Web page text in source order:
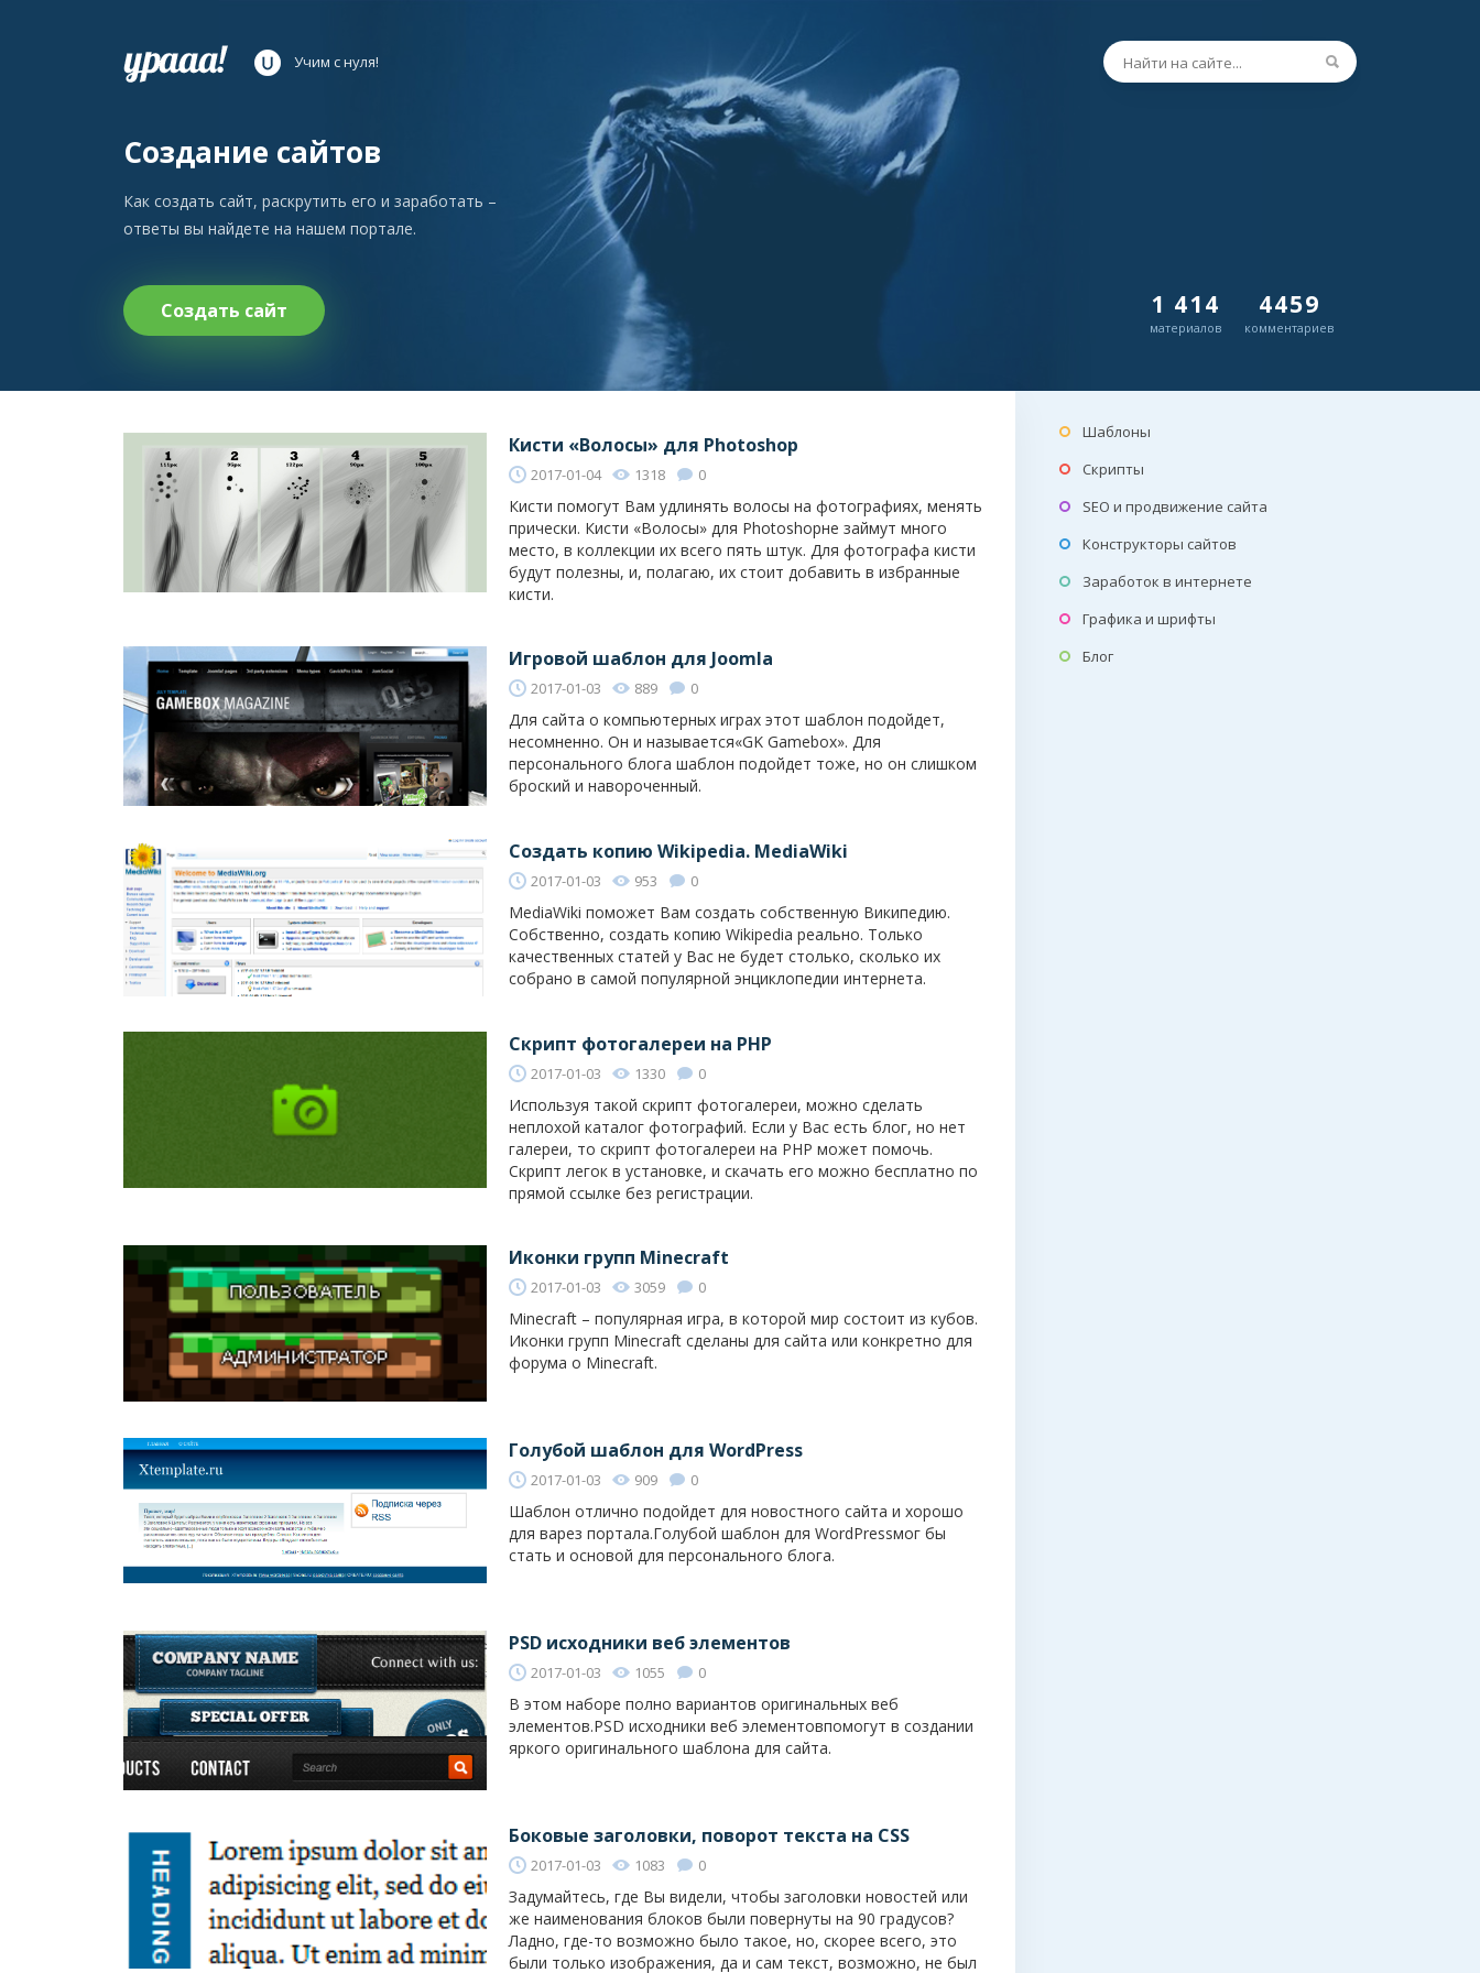
Учим с нуля!
1 414
материалов
4459
комментариев
Создание сайтов
Как создать сайт, раскрутить его и заработать –
ответы вы найдете на нашем портале.
Создать сайт
Кисти «Волосы» для Photoshop
2017-01-04 1318 0
Кисти помогут Вам удлинять волосы на фотографиях, менять
прически. Кисти «Волосы» для Photoshopне займут много
место, в коллекции их всего пять штук. Для фотографа кисти
будут полезны, и, полагаю, их стоит добавить в избранные
кисти.
Игровой шаблон для Joomla
2017-01-03 889 0
Для сайта о компьютерных играх этот шаблон подойдет,
несомненно. Он и называется«GK Gamebox». Для
персонального блога шаблон подойдет тоже, но он слишком
броский и навороченный.
Создать копию Wikipedia. MediaWiki
2017-01-03 953 0
MediaWiki поможет Вам создать собственную Википедию.
Собственно, создать копию Wikipedia реально. Только
качественных статей у Вас не будет столько, сколько их
собрано в самой популярной энциклопедии интернета.
Скрипт фотогалереи на PHP
2017-01-03 1330 0
Используя такой скрипт фотогалереи, можно сделать
неплохой каталог фотографий. Если у Вас есть блог, но нет
галереи, то скрипт фотогалереи на PHP может помочь.
Скрипт легок в установке, и скачать его можно бесплатно по
прямой ссылке без регистрации.
Иконки групп Minecraft
2017-01-03 3059 0
Minecraft – популярная игра, в которой мир состоит из кубов.
Иконки групп Minecraft сделаны для сайта или конкретно для
форума о Minecraft.
Голубой шаблон для WordPress
2017-01-03 909 0
Шаблон отлично подойдет для новостного сайта и хорошо
для варез портала.Голубой шаблон для WordPressмог бы
стать и основой для персонального блога.
PSD исходники веб элементов
2017-01-03 1055 0
В этом наборе полно вариантов оригинальных веб
элементов.PSD исходники веб элементовпомогут в создании
яркого оригинального шаблона для сайта.
Боковые заголовки, поворот текста на CSS
2017-01-03 1083 0
Задумайтесь, где Вы видели, чтобы заголовки новостей или
же наименования блоков были повернуты на 90 градусов?
Ладно, где-то возможно было такое, но, скорее всего, это
были только изображения, да и сам текст, возможно, не был
Шаблоны
Скрипты
SEO и продвижение сайта
Конструкторы сайтов
Заработок в интернете
Графика и шрифты
Блог